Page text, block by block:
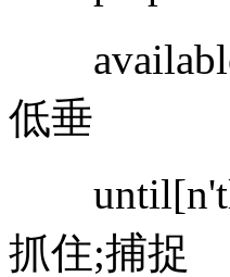
低垂
until[n'tl]
抓住;捕捉